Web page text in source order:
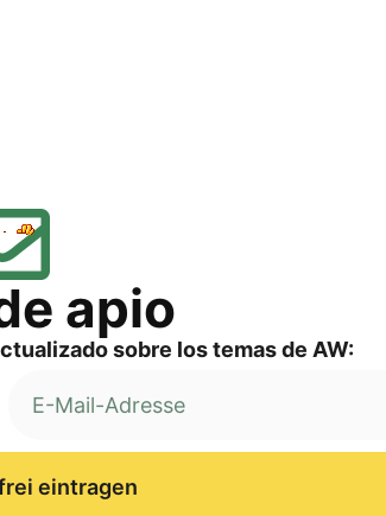
apio
sob­re los temas de AW:
eintragen